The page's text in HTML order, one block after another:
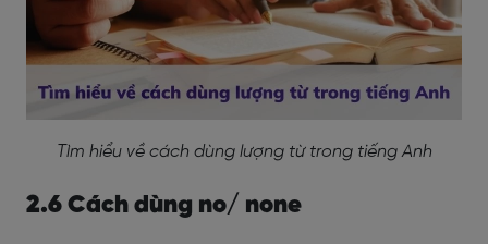
Tìm hiểu về cách dùng lượng từ trong tiếng Anh
2.6 Cách dùng no/ none